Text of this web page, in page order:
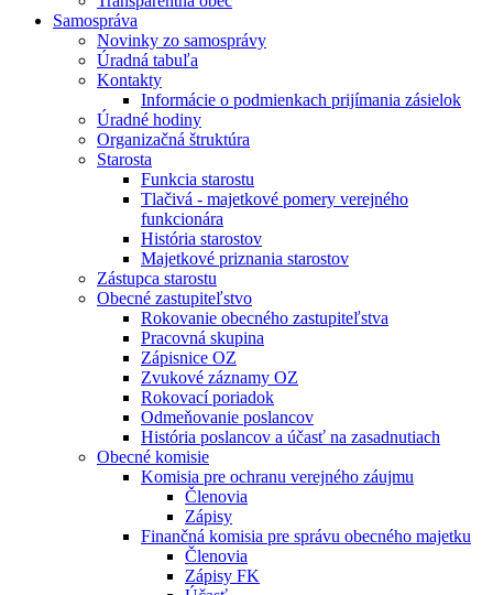
Samospráva
Novinky zo samosprávy
Úradná tabuľa
Kontakty
Informácie o podmienkach prijímania zásielok
Úradné hodiny
Organizačná štruktúra
Starosta
Funkcia starostu
Tlačivá - majetkové pomery verejného
funkcionára
História starostov
Majetkové priznania starostov
Zástupca starostu
Obecné zastupiteľstvo
Rokovanie obecného zastupiteľstva
Pracovná skupina
Zápisnice OZ
Zvukové záznamy OZ
Rokovací poriadok
Odmeňovanie poslancov
História poslancov a účasť na zasadnutiach
Obecné komisie
Komisia pre ochranu verejného záujmu
Členovia
Zápisy
Finančná komisia pre správu obecného majetku
Členovia
Zápisy FK